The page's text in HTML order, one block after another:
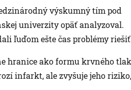
výskumný tím pod
univerzity opäť analyzoval.
ľuďom ešte čas problémy
hranice ako formu krvného
infarkt, ale zvyšuje jeho riziko,